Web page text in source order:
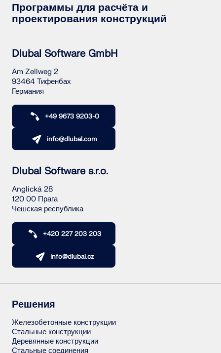
Программы для расчёта и
проектирования конструкций
Dlubal Software GmbH
Am Zellweg 2
93464 Тифенбах
Германия
+49 9673 9203-0
info@dlubal.com
Dlubal Software s.r.o.
Anglická 28
120 00 Прага
Чешская республика
+420 227 203 203
info@dlubal.cz
Решения
Железобетонные конструкции
Стальные конструкции
Деревянные конструкции
Стальные соединения